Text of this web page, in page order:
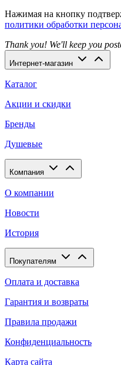
Нажимая на кнопку
политики обработки
Thank you! We'll keep you
Интернет-магазин
Каталог
Акции и скидки
Бренды
Душевые
Компания
О компании
Новости
История
Покупателям
Оплата и доставка
Гарантия и возвраты
Правила продажи
Конфиденциальность
Карта сайта